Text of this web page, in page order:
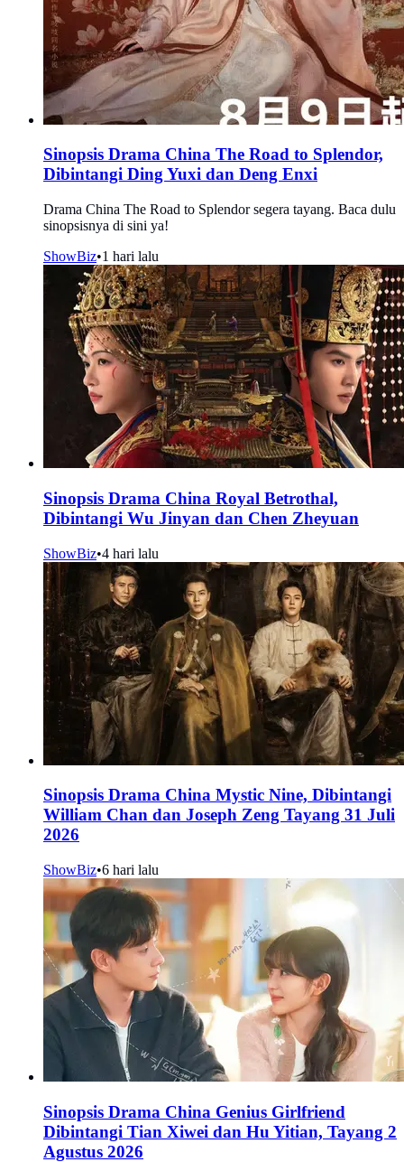
Sinopsis Drama China The Road to Splendor,
Dibintangi Ding Yuxi dan Deng Enxi
Drama China The Road to Splendor segera tayang. Baca dulu
sinopsisnya di sini ya!
ShowBiz•1 hari lalu
Sinopsis Drama China Royal Betrothal,
Dibintangi Wu Jinyan dan Chen Zheyuan
ShowBiz•4 hari lalu
Sinopsis Drama China Mystic Nine, Dibintangi
William Chan dan Joseph Zeng Tayang 31 Juli
2026
ShowBiz•6 hari lalu
Sinopsis Drama China Genius Girlfriend
Dibintangi Tian Xiwei dan Hu Yitian, Tayang 2
Agustus 2026